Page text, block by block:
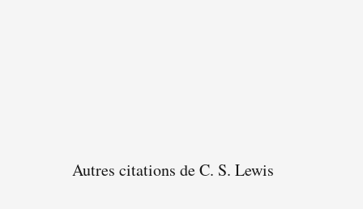
Autres citations de C. S. Lewis